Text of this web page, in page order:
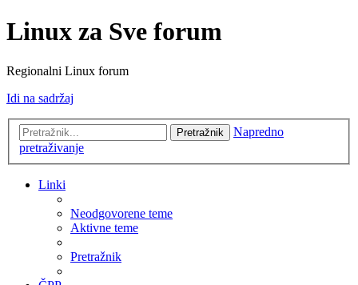
Linux za Sve forum
Regionalni Linux forum
Idi na sadržaj
Pretražnik
Napredno
pretraživanje
Linki
Neodgovorene teme
Aktivne teme
Pretražnik